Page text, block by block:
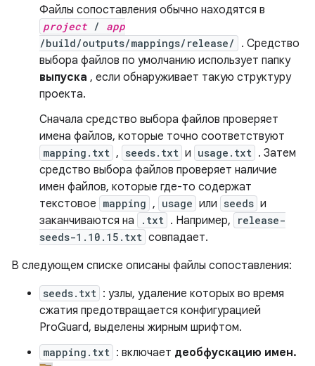
Файлы сопоставления обычно находятся в
project / app
/build/outputs/mappings/release/
. Средство
выбора файлов по умолчанию использует папку
выпуска , если обнаруживает такую ​​структуру
проекта.
Сначала средство выбора файлов проверяет
имена файлов, которые точно соответствуют
mapping.txt , seeds.txt и usage.txt . Затем
средство выбора файлов проверяет наличие
имен файлов, которые где-то содержат
текстовое mapping , usage или seeds и
заканчиваются на
.txt . Например,
release-
seeds-1.10.15.txt совпадает.
В следующем списке описаны файлы сопоставления:
seeds.txt : узлы, удаление которых во время
сжатия предотвращается конфигурацией
ProGuard, выделены жирным шрифтом.
mapping.txt : включает деобфускацию имен.